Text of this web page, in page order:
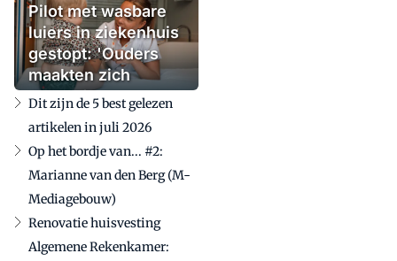
Pilot met wasbare
luiers in ziekenhuis
gestopt: 'Ouders
maakten zich
zorgen'
Dit zijn de 5 best gelezen
artikelen in juli 2026
Op het bordje van... #2:
Marianne van den Berg (M-
Mediagebouw)
Renovatie huisvesting
Algemene Rekenkamer: